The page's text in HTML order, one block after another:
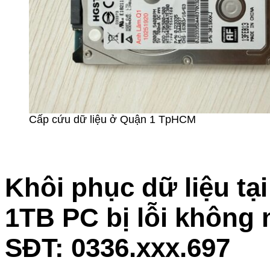
Cấp cứu dữ liệu ở Quận 1 TpHCM
Khôi phục dữ liệu
1TB PC bị lỗi không
SĐT: 0336.xxx.697